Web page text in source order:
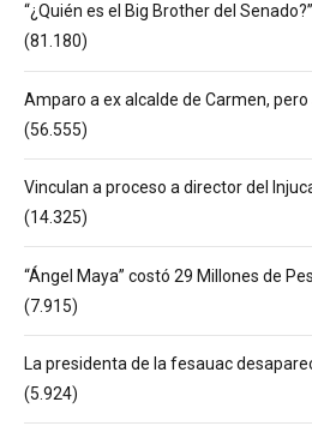
“¿Quién es el Big Brother del
(81.180)
Amparo a ex alcalde de Carmen,
(56.555)
Vinculan a proceso a director del
(14.325)
“Ángel Maya” costó 29 Millones de
(7.915)
La presidenta de la fesauac
(5.924)